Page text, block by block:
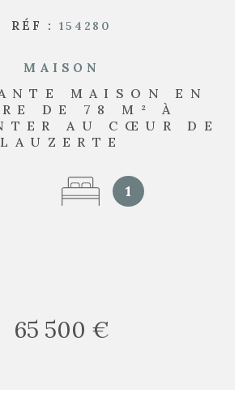
RÉF :154280
MAISON
MAISON EN
DE 78 M² À
AU CŒUR DE
LAUZERTE
1
65 500 €